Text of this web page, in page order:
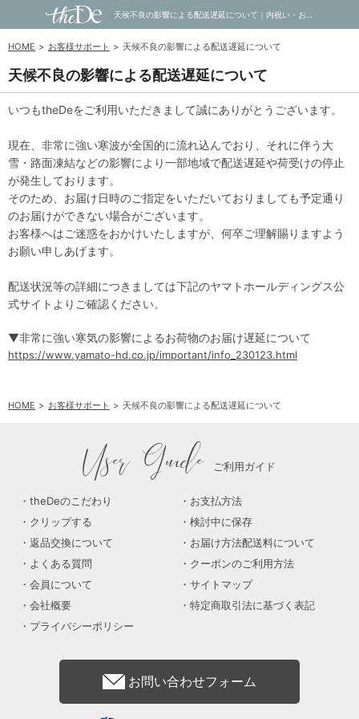
HOME お客様サポート 天候不良の影響による配送遅延について
天候不良の影響による配送遅延について
いつもtheDeをご利用いただきまして誠にありがとうございます。
現在、非常に強い寒波が全国的に流れ込んでおり、それに伴う大
雪・路面凍結などの影響により一部地域で配送遅延や荷受けの停止
が発生しております。
そのため、お届け日時のご指定をいただいておりましても予定通り
のお届けができない場合がございます。
お客様へはご迷惑をおかけいたしますが、何卒ご理解賜りますよう
お願い申しあげます。
配送状況等の詳細につきましては下記のヤマトホールディングス公
式サイトよりご確認ください。
▼非常に強い寒気の影響によるお荷物のお届け遅延について
https://www.yamato-hd.co.jp/important/info_230123.html
HOME お客様サポート 天候不良の影響による配送遅延について
User Guide ご利用ガイド
theDeのこだわり
お支払方法
クリップする
検討中に保存
返品交換について
お届け方法配送料について
よくある質問
クーポンのご利用方法
会員について
サイトマップ
会社概要
特定商取引法に基づく表記
プライバシーポリシー
お問い合わせフォーム